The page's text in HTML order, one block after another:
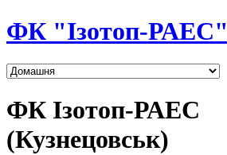
ФК "Ізотоп-РАЕС"
ФК Ізотоп-РАЕС
(Кузнецовськ)